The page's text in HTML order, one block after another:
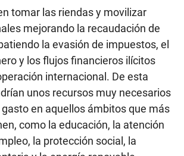
tomar las riendas y movilizar
mejorando la recaudación de
la evasión de impuestos, el
y los flujos financieros ilícitos
internacional. De esta
unos recursos muy necesarios
en aquellos ámbitos que más
como la educación, la atención
la protección social, la